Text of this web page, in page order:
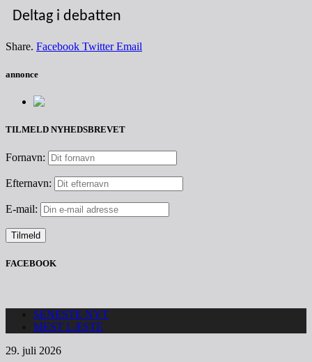
Deltag i debatten
Share. Facebook Twitter Email
annonce
TILMELD NYHEDSBREVET
Fornavn:
Efternavn:
E-mail:
FACEBOOK
SENESTE NYT
MEST LÆSTE
29. juli 2026